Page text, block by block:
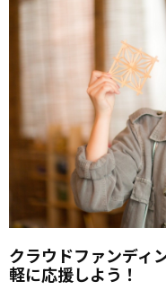
クラウドファンディ
軽に応援しよう！